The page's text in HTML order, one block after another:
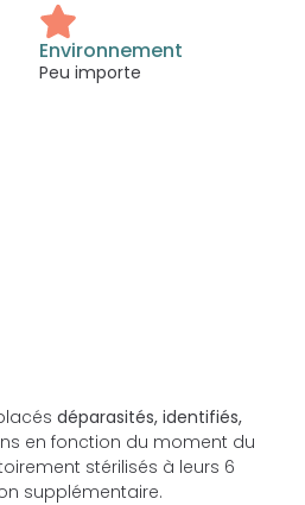
Environnement
Peu importe
déparasités, identifiés,
en fonction du moment du
stérilisés à leurs 6
supplémentaire.